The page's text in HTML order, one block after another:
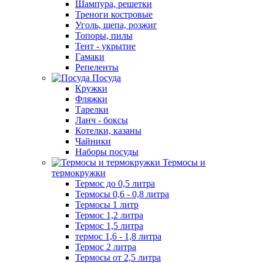
Шампура, решетки
Треноги костровые
Уголь, щепа, розжиг
Топоры, пилы
Тент - укрытие
Гамаки
Репеленты
Посуда
Кружки
Фляжки
Тарелки
Ланч - боксы
Котелки, казаны
Чайники
Наборы посуды
Термосы и
термокружки
Термос до 0,5 литра
Термосы 0,6 - 0,8 литра
Термосы 1 литр
Термос 1,2 литра
Термос 1,5 литра
термос 1,6 - 1,8 литра
Термос 2 литра
Термосы от 2,5 литра